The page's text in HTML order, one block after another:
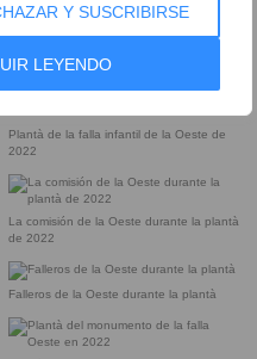
Y SUSCRIBIRSE
LEYENDO
celebran su premio
Plantà de la falla infantil de la Oeste de
2022
La comisión de la Oeste durante la plantà
de 2022
Falleros de la Oeste durante la plantà